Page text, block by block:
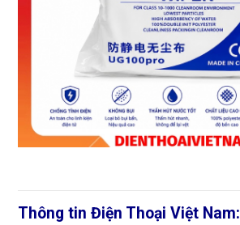
Thông tin Điện Thoại Việt Nam: